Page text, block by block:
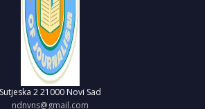
Sutjeska 2 21000 Novi Sad
ndnvns@gmail.com